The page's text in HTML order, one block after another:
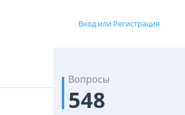
Вход или Регистрация
Вопросы
548